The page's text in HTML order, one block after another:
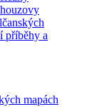
příběhy a
mapách